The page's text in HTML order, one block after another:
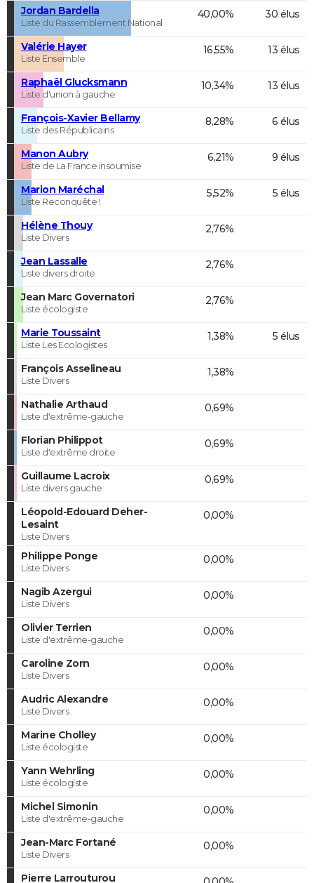
Jordan Bardella
Liste du Rassemblement National
40,00% 30 élus
Valérie Hayer
Liste Ensemble
16,55% 13 élus
Raphaël Glucksmann
Liste d'union à gauche
10,34% 13 élus
François-Xavier Bellamy
Liste des Républicains
8,28% 6 élus
Manon Aubry
Liste de La France insoumise
6,21% 9 élus
Marion Maréchal
Liste Reconquête !
5,52% 5 élus
Hélène Thouy
Liste Divers
2,76%
Jean Lassalle
Liste divers droite
2,76%
Jean Marc Governatori
Liste écologiste
2,76%
Marie Toussaint
Liste Les Ecologistes
1,38% 5 élus
François Asselineau
Liste Divers
1,38%
Nathalie Arthaud
Liste d'extrême-gauche
0,69%
Florian Philippot
Liste d'extrême droite
0,69%
Guillaume Lacroix
Liste divers gauche
0,69%
Léopold-Edouard Deher-
Lesaint
Liste Divers
0,00%
Philippe Ponge
Liste Divers
0,00%
Nagib Azergui
Liste Divers
0,00%
Olivier Terrien
Liste d'extrême-gauche
0,00%
Caroline Zorn
Liste Divers
0,00%
Audric Alexandre
Liste Divers
0,00%
Marine Cholley
Liste écologiste
0,00%
Yann Wehrling
Liste écologiste
0,00%
Michel Simonin
Liste d'extrême-gauche
0,00%
Jean-Marc Fortané
Liste Divers
0,00%
Pierre Larrouturou